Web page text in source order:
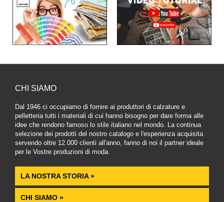
CHI SIAMO
Dal 1946 ci occupiamo di fornire ai produttori di calzature e
pelletteria tutti i materiali di cui hanno bisogno per dare forma alle
idee che rendono famoso lo stile italiano nel mondo. La continua
selezione dei prodotti del nostro catalogo e l'esperienza acquisita
servendo oltre 12.000 clienti all'anno, fanno di noi il partner ideale
per le Vostre produzioni di moda.
LA NOSTRA STORIA »
CHI SIAMO »